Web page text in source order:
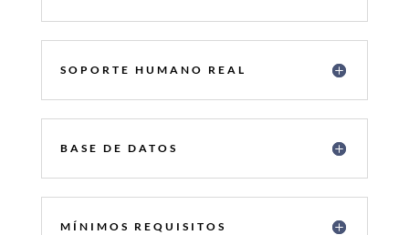
SOPORTE HUMANO REAL
BASE DE DATOS
MÍNIMOS REQUISITOS